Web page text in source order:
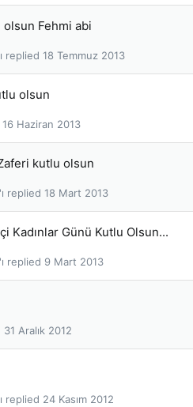
Fehmi abi
18 Temmuz 2013
olsun
16 Haziran 2013
kutlu olsun
18 Mart 2013
Kadınlar Günü Kutlu Olsun...
9 Mart 2013
31 Aralık 2012
24 Kasım 2012